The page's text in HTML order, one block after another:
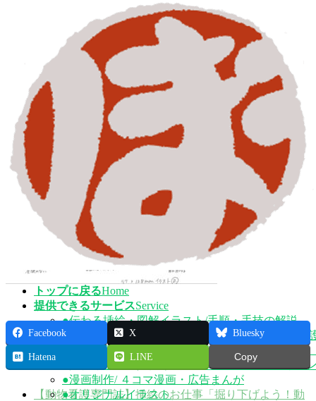
プ
動
トップに戻るHome
提供できるサービスService
●伝わる挿絵・図解イラスト/手順・手技の解説
●動物のイラスト/獣医療・動物看護・ペットの介
●獣医解剖学イラスト／犬や猫の体の器官、構造
●人物イラスト／似顔絵・プロフィール・アイコ
●漫画制作/ ４コマ漫画・広告まんが
●オリジナルイラスト
【動物看護専門誌】挿絵のお仕事「掘り下げよう！動
物看護実践」
siba-dog-heart worm-symptoms
2025年6月26日 / 最終更新日時 : inobon
siba-dog-heart worm-symptoms
Facebook X Bluesky
Hatena LINE Copy
【動物看護専門誌】挿絵のお仕事「掘り下げよう！動